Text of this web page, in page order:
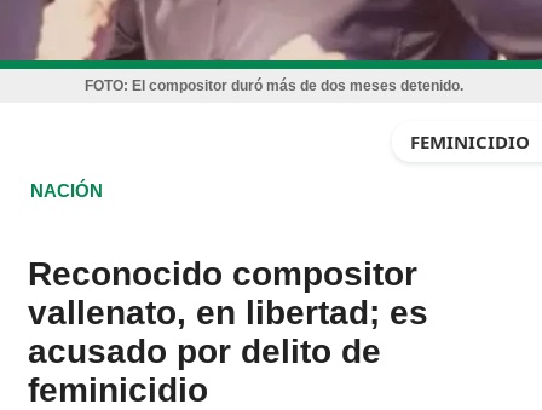
FOTO: El compositor duró más de dos meses detenido.
FEMINICIDIO
NACIÓN
Reconocido compositor
vallenato, en libertad; es
acusado por delito de
feminicidio